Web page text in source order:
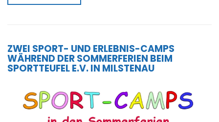
ZWEI SPORT- UND ERLEBNIS-CAMPS
WÄHREND DER SOMMERFERIEN BEIM
SPORTTEUFEL E.V. IN MILSTENAU